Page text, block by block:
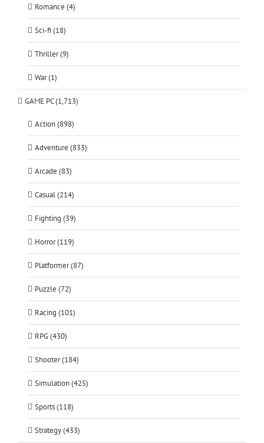
Romance (4)
Sci-fi (18)
Thriller (9)
War (1)
GAME PC (1,713)
Action (898)
Adventure (833)
Arcade (83)
Casual (214)
Fighting (39)
Horror (119)
Platformer (87)
Puzzle (72)
Racing (101)
RPG (430)
Shooter (184)
Simulation (425)
Sports (118)
Strategy (433)